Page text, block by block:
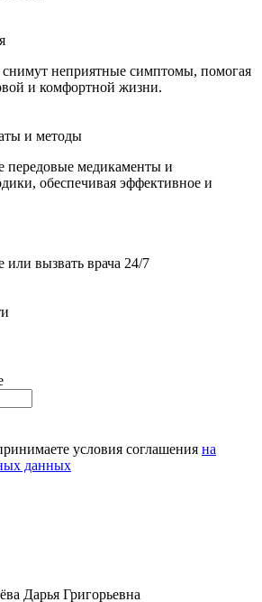
неприятные симптомы, помогая
и комфортной жизни.
и методы
передовые медикаменты и
обеспечивая эффективное и
или вызвать врача 24/7
условия соглашения на
данных